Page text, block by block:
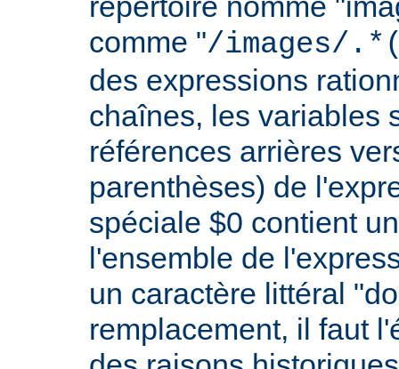
comme "/images/
des expressions
chaînes, les variables
références arrières
parenthèses) de
spéciale $0 contient
l'ensemble de
un caractère littéral
remplacement, il faut